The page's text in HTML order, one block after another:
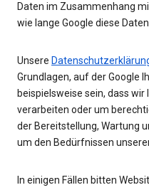
Daten im Zusammenhang
wie lange Google diese
Unsere
Grundlagen, auf der Google
beispielsweise sein, dass
verarbeiten oder um
der Bereitstellung, Wartung
um den Bedürfnissen
In einigen Fällen bitten